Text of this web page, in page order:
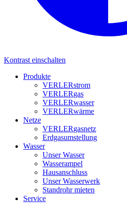
Kontrast einschalten
Produkte
VERLERstrom
VERLERgas
VERLERwasser
VERLERwärme
Netze
VERLERgasnetz
Erdgasumstellung
Wasser
Unser Wasser
Wasserampel
Hausanschluss
Unser Wasserwerk
Standrohr mieten
Service